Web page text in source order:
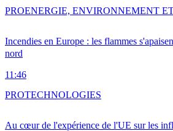
Incendies en Europe : les flammes
nord
11:46
PROENERGIE, ENVIRONNEMENT
Au cœur de l'expérience de l'UE sur les
PROTECHNOLOGIES